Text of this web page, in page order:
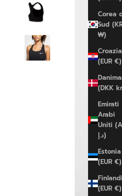
Corea
Sud
₩)
Croazia
(EUR €)
Emirati
Arabi
Uniti
د.إ)
Estonia
(EUR €)
(EUR €)